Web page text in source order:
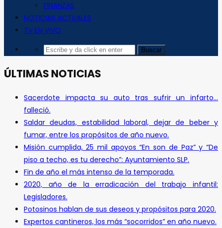
FINANZAS
NOTICIAS ACTUALES
TV EN VIVO
ÚLTIMAS NOTICIAS
Sacerdote impacta su auto tras sufrir un infarto…
falleció.
Saldar deudas, estabilidad laboral, dejar de beber y
fumar, entre los propósitos de año nuevo.
Misión cumplida, 25 mil apoyos “En son de Paz” y “De
piso a techo, es tu derecho”: Ayuntamiento SLP.
Fin de año el más intenso de la temporada.
2020, año de la erradicación del trabajo infantil:
Legisladores.
Potosinos hablan de sus deseos y propósitos para 2020.
Expertos cantineros, los más “socorridos” en año nuevo.